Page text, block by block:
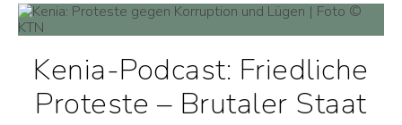
Kenia-Podcast: Friedliche
Proteste – Brutaler Staat